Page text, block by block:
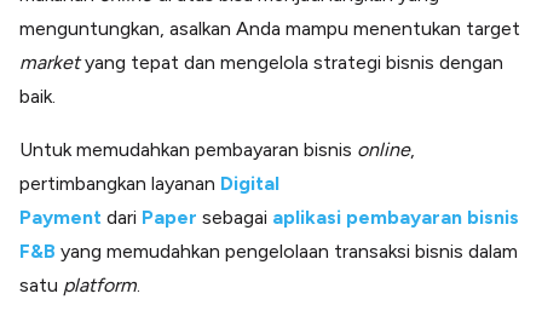
menguntungkan, asalkan Anda mampu menentukan target
marketyang tepat dan mengelola strategi bisnis dengan
baik.
Untuk memudahkan pembayaran bisnis online,
pertimbangkan layanan Digital
Payment dari Paper sebagai aplikasi pembayaran bisnis
F&B yang memudahkan pengelolaan transaksi bisnis dalam
satu platform.